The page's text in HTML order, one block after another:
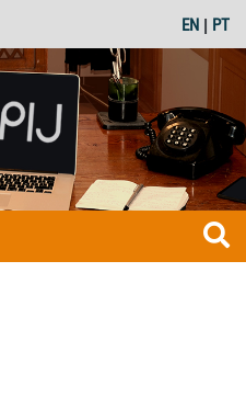
EN | PT